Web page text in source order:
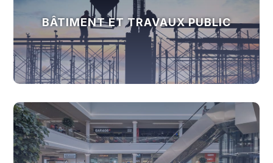
BÂTIMENT ET TRAVAUX PUBLIC